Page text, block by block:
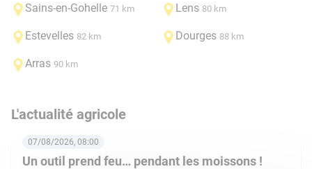
Sains-en-Gohelle 71 km Lens 80 km
Estevelles 82 km Dourges 88 km
Arras 90 km
L'actualité agricole
Un outil prend feu… pendant les moissons !
07/08/2026, 08:00